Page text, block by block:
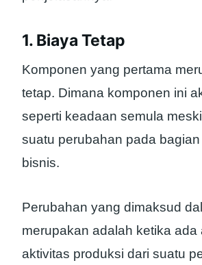
1. Biaya Tetap
Komponen yang pertama
tetap. Dimana komponen ini
seperti keadaan semula
suatu perubahan pada bagian
bisnis.
Perubahan yang dimaksud
merupakan adalah ketika ada
aktivitas produksi dari suatu